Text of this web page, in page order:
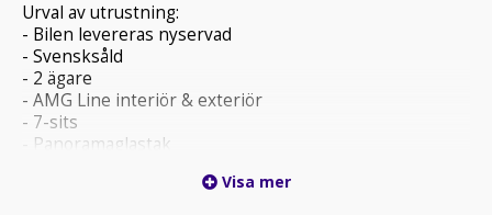
Urval av utrustning:
- Bilen levereras nyservad
- Svensksåld
- 2 ägare
- AMG Line interiör & exteriör
- 7-sits
- Panoramaglastak
- Adaptivt dämpningssystem plus (ADS+)
Visa mer